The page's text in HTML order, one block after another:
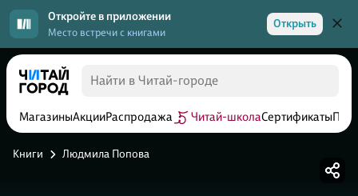
Откройте в приложении
Место встречи с книгами
Открыть
МагазиныАкцииРаспродажа Читай-школаСертификаты
Книги Людмила Попова